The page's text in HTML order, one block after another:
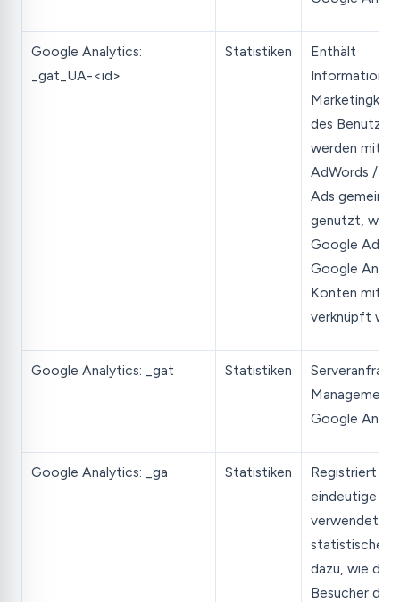
Google Analytics:
_gat_UA-<id>
Statistiken
Enthält
des
werden mit
AdWords /
Ads
genutzt,
Google Ads-
Google
Konten
verknüpft
Google Analytics: _gat Statistiken
Serveranfrage
Management
Google
Google Analytics: _ga Statistiken
Registriert
eindeutige
verwendet
statistische
dazu, wie der
Besucher die